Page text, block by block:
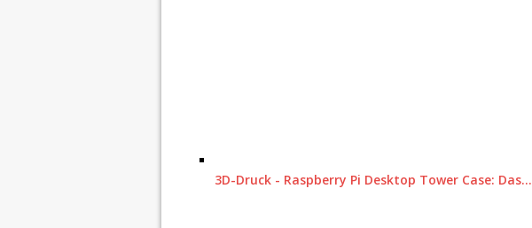
3D-Druck - Raspberry Pi Desktop Tower Case: Das…